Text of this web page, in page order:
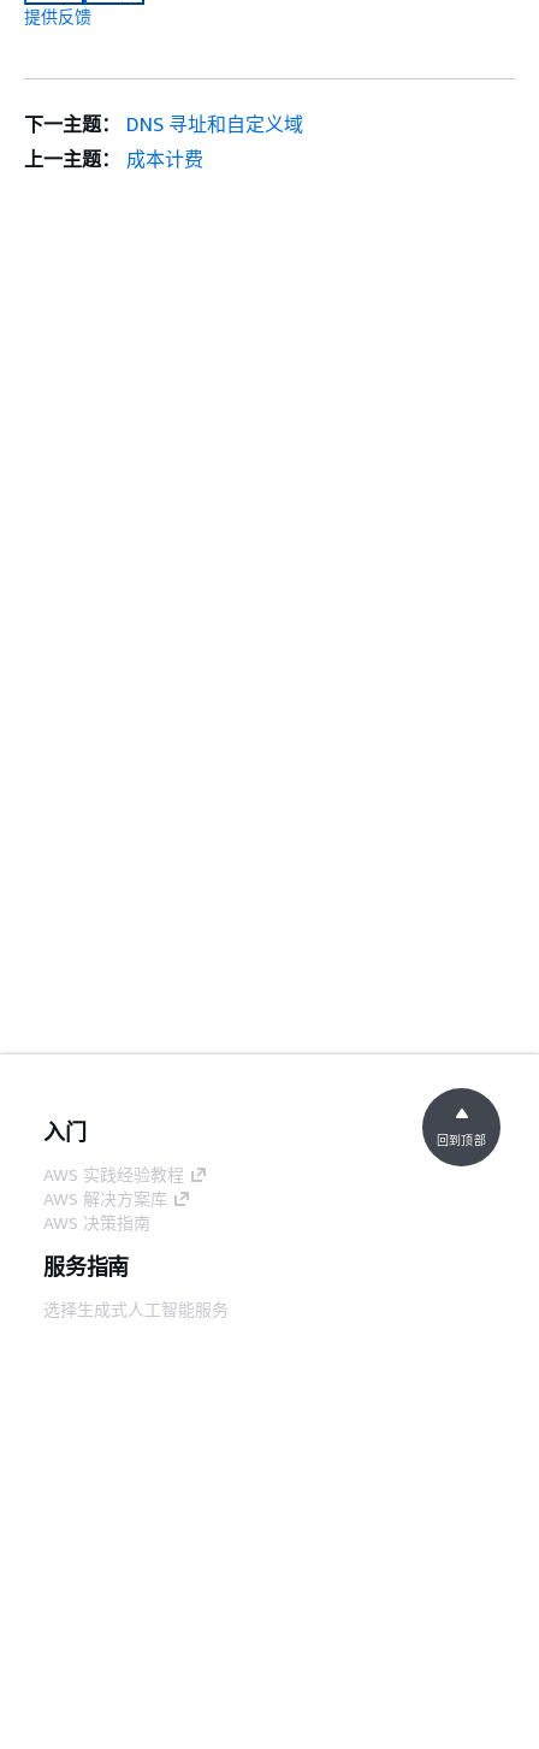
提供反馈
下一主题：
DNS 寻址和自定义域
上一主题：
成本计费
入门
AWS 实践经验教程
AWS 解决方案库
AWS 决策指南
服务指南
选择生成式人工智能服务
回到顶部